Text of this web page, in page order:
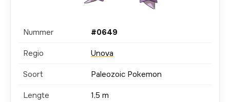
Nummer #0649
Regio Unova
Soort Paleozoic Pokemon
Lengte 1,5 m